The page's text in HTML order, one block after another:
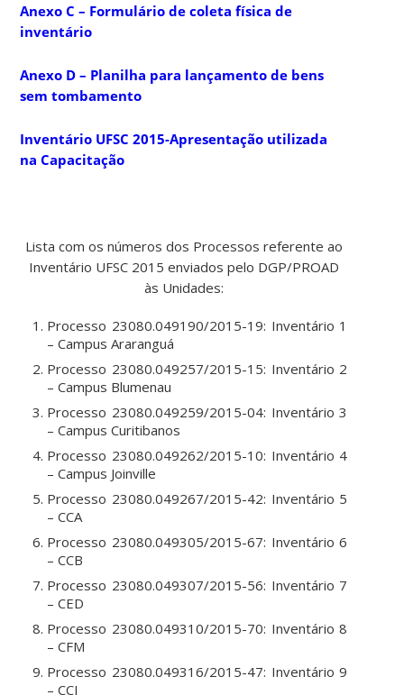
Anexo C – Formulário de coleta física de
inventário
Anexo D – Planilha para lançamento de bens
sem tombamento
Inventário UFSC 2015-Apresentação utilizada
na Capacitação
Lista com os números dos Processos referente ao
Inventário UFSC 2015 enviados pelo DGP/PROAD
às Unidades:
Processo 23080.049190/2015-19: Inventário 1
– Campus Araranguá
Processo 23080.049257/2015-15: Inventário 2
– Campus Blumenau
Processo 23080.049259/2015-04: Inventário 3
– Campus Curitibanos
Processo 23080.049262/2015-10: Inventário 4
– Campus Joinville
Processo 23080.049267/2015-42: Inventário 5
– CCA
Processo 23080.049305/2015-67: Inventário 6
– CCB
Processo 23080.049307/2015-56: Inventário 7
– CED
Processo 23080.049310/2015-70: Inventário 8
– CFM
Processo 23080.049316/2015-47: Inventário 9
– CCJ